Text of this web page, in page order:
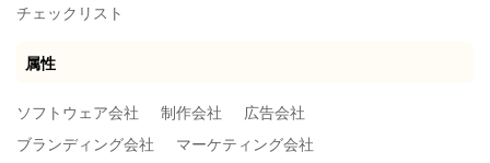
チェックリスト
属性
ソフトウェア会社 制作会社
広告会社
ブランディング会社
マーケティング会社